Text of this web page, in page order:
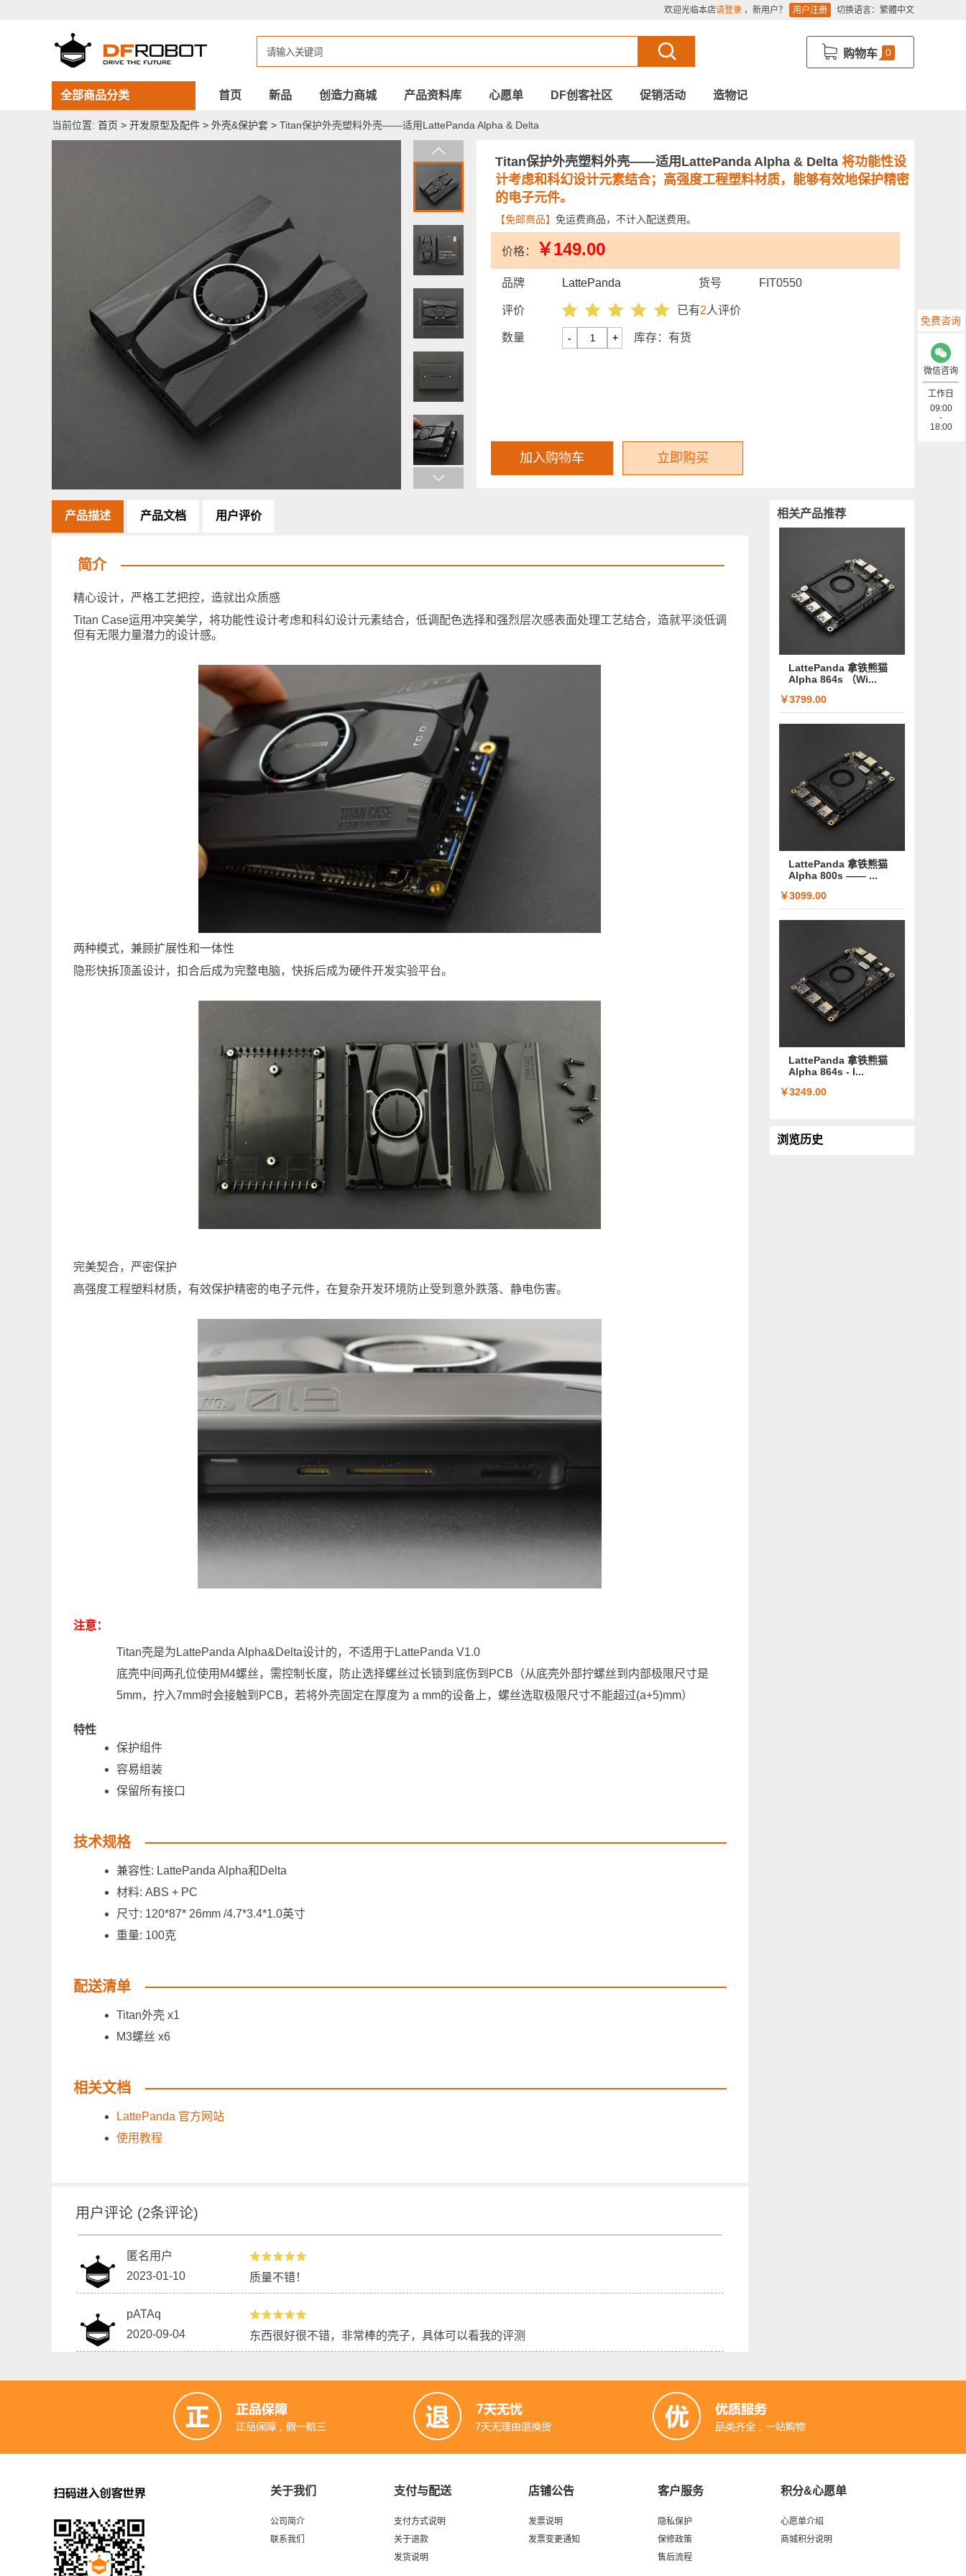
欢迎光临本店请登录 ，新用户？ 用户注册 切换语言： 繁體中文
购物车 0
全部商品分类 首页 新品 创造力商城 产品资料库 心愿单 DF创客社区 促销活动 造物记
当前位置: 首页 > 开发原型及配件 > 外壳&保护套 > Titan保护外壳塑料外壳——适用LattePanda Alpha & Delta
Titan保护外壳塑料外壳——适用LattePanda Alpha & Delta 将功能性设
计考虑和科幻设计元素结合；高强度工程塑料材质，能够有效地保护精密
的电子元件。
【免邮商品】 免运费商品，不计入配送费用。
价格： ￥149.00
品牌 LattePanda 货号 FIT0550
评价 已有2人评价
数量 - + 库存： 有货
加入购物车 立即购买
产品描述 产品文档 用户评价
简介
精心设计，严格工艺把控，造就出众质感
Titan Case运用冲突美学，将功能性设计考虑和科幻设计元素结合，低调配色选择和强烈层次感表面处理工艺结合，造就平淡低调
但有无限力量潜力的设计感。
两种模式，兼顾扩展性和一体性
隐形快拆顶盖设计，扣合后成为完整电脑，快拆后成为硬件开发实验平台。
完美契合，严密保护
高强度工程塑料材质，有效保护精密的电子元件，在复杂开发环境防止受到意外跌落、静电伤害。
注意：
Titan壳是为LattePanda Alpha&Delta设计的，不适用于LattePanda V1.0
底壳中间两孔位使用M4螺丝，需控制长度，防止选择螺丝过长锁到底伤到PCB（从底壳外部拧螺丝到内部极限尺寸是
5mm，拧入7mm时会接触到PCB，若将外壳固定在厚度为 a mm的设备上，螺丝选取极限尺寸不能超过(a+5)mm）
特性
保护组件
容易组装
保留所有接口
技术规格
兼容性: LattePanda Alpha和Delta
材料: ABS + PC
尺寸: 120*87* 26mm /4.7*3.4*1.0英寸
重量: 100克
配送清单
Titan外壳 x1
M3螺丝 x6
相关文档
LattePanda 官方网站
使用教程
用户评论 (2条评论)
匿名用户
2023-01-10
质量不错！
pATAq
2020-09-04
东西很好很不错，非常棒的壳子，具体可以看我的评测
相关产品推荐
LattePanda 拿铁熊猫
Alpha 864s （Wi...
￥3799.00
LattePanda 拿铁熊猫
Alpha 800s —— ...
￥3099.00
LattePanda 拿铁熊猫
Alpha 864s - I...
￥3249.00
浏览历史
关于我们
公司简介
联系我们
支付与配送
支付方式说明
关于退款
发货说明
店铺公告
发票说明
发票变更通知
客户服务
隐私保护
保修政策
售后流程
积分&心愿单
心愿单介绍
商城积分说明
免费咨询
微信咨询
工作日
09:00
-
18:00